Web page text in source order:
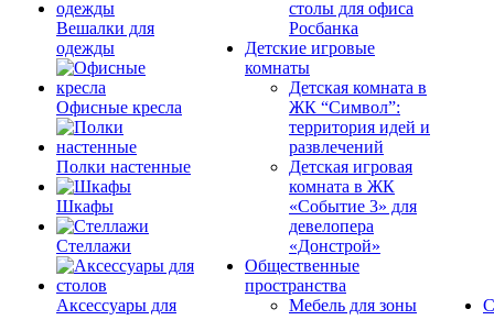
Вешалки для
одежды
Офисные кресла
Полки настенные
Шкафы
Стеллажи
Аксессуары для
столы для офиса
Росбанка
Детские игровые
комнаты
Детская комната в
ЖК “Символ”:
территория идей и
развлечений
Детская игровая
комната в ЖК
«Событие 3» для
девелопера
«Донстрой»
Общественные
пространства
Мебель для зоны